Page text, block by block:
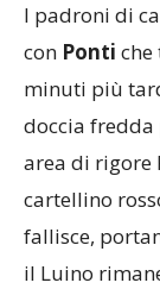
I padroni di
con Ponti che
minuti più
doccia fredda
area di rigore
cartellino
fallisce,
il Luino